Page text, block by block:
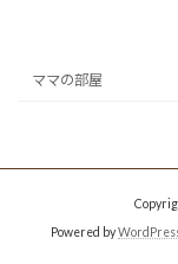
ママの部屋
Powered by